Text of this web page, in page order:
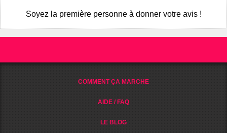
Soyez la première personne à donner votre avis !
COMMENT ÇA MARCHE
AIDE / FAQ
LE BLOG